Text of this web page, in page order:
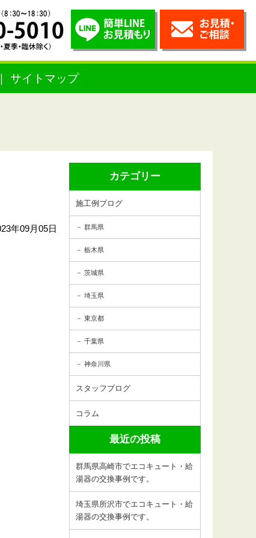
サイトマップ
カテゴリー
施工例ブログ
群馬県
栃木県
茨城県
埼玉県
東京都
千葉県
神奈川県
スタッフブログ
コラム
最近の投稿
群馬県高崎市でエコキュート・給
湯器の交換事例です。
埼玉県所沢市でエコキュート・給
湯器の交換事例です。
年09月05日